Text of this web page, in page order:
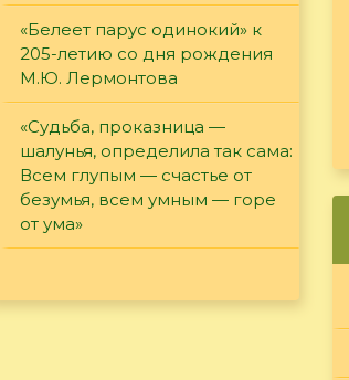
«Белеет парус одинокий» к
205-летию со дня рождения
М.Ю. Лермонтова
«Судьба, проказница —
шалунья, определила так сама:
Всем глупым — счастье от
безумья, всем умным — горе
от ума»